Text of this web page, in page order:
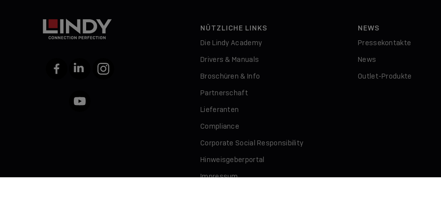
FacebookLinkedInInstagram
YouTube
NÜTZLICHE LINKS
Die Lindy Academy
Drivers & Manuals
Broschüren & Info
Partnerschaft
Lieferanten
Compliance
Corporate Social Responsibility
Hinweisgeberportal
Impressum
NEWS
Pressekontakte
News
Outlet-Produkte